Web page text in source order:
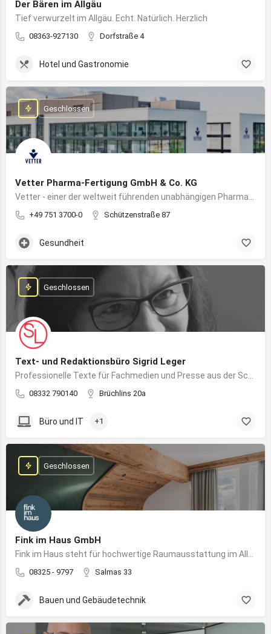
Der Bären im Allgäu
Tief verwurzelt im Allgäu. Echt. Natürlich. Herzlich
08363-927130 Dorfstraße 4
Hotel und Gastronomie
Vetter Pharma-Fertigung GmbH & Co. KG
+49 751 3700-0 Schützenstraße 87
Geschlossen
Gesundheit
Text- und Redaktionsbüro Sigrid Leger
08332 790140 Brüchlins 20a
Geschlossen
Büro und IT +1
Fink im Haus GmbH
08325 - 9797 Salmas 33
Geschlossen
Bauen und Gebäudetechnik